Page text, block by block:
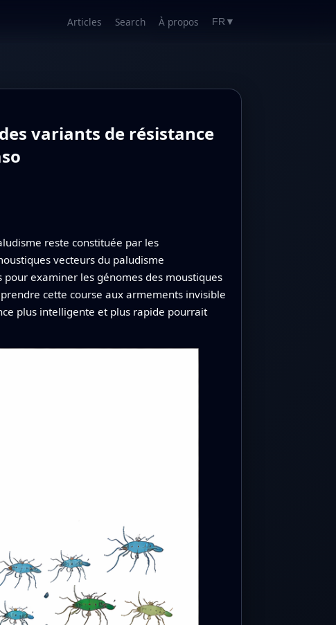
Articles Search À propos FR ▼
variants de résistance
reste constituée par les
vecteurs du paludisme
examiner les génomes des moustiques
cette course aux armements invisible
plus intelligente et plus rapide pourrait